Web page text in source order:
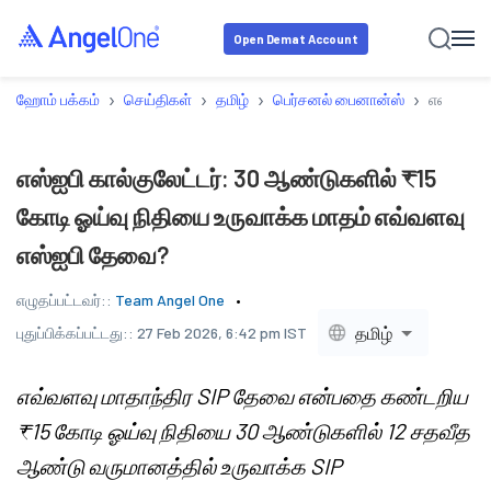
Open Demat Account
ஹோம் பக்கம் › செய்திகள் › தமிழ் › பெர்சனல் பைனான்ஸ் › எஸ்ஐபி
எஸ்ஐபி கால்குலேட்டர்: 30 ஆண்டுகளில் ₹15
கோடி ஓய்வு நிதியை உருவாக்க மாதம் எவ்வளவு
எஸ்ஐபி தேவை?
எழுதப்பட்டவர்:: Team Angel One
புதுப்பிக்கப்பட்டது:: 27 Feb 2026, 6:42 pm IST தமிழ்
எவ்வளவு மாதாந்திர SIP தேவை என்பதை கண்டறிய
₹15 கோடி ஓய்வு நிதியை 30 ஆண்டுகளில் 12 சதவீத
ஆண்டு வருமானத்தில் உருவாக்க SIP